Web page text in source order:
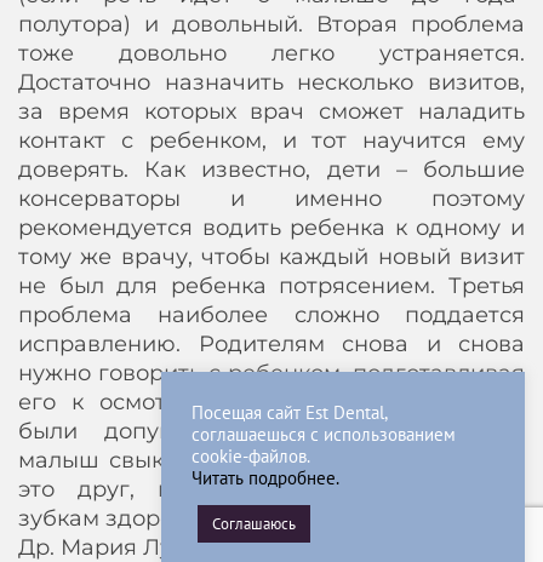
полутора) и довольный. Вторая проблема
тоже довольно легко устраняется.
Достаточно назначить несколько визитов,
за время которых врач сможет наладить
контакт с ребенком, и тот научится ему
доверять. Как известно, дети – большие
консерваторы и именно поэтому
рекомендуется водить ребенка к одному и
тому же врачу, чтобы каждый новый визит
не был для ребенка потрясением. Третья
проблема наиболее сложно поддается
исправлению. Родителям снова и снова
нужно говорить с ребенком, подготавливая
его к осмотру, избегая ошибок, которые
были допущены ранее. Со временем
малыш свыкнется с тем, что зубной врач –
это друг, который поможет оставаться
зубкам здоровыми и красивыми»
Др. Мария Лукьянова / EstDental OÜ
Посещая сайт Est Dental,
соглашаешься с использованием
cookie-файлов.
Читать подробнее.
Соглашаюсь